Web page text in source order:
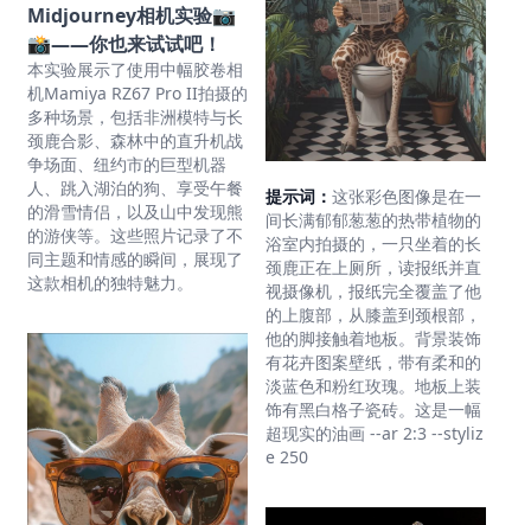
Midjourney相机实验📷
📸——你也来试试吧！
本实验展示了使用中幅胶卷相
机Mamiya RZ67 Pro II拍摄的
多种场景，包括非洲模特与长
颈鹿合影、森林中的直升机战
争场面、纽约市的巨型机器
人、跳入湖泊的狗、享受午餐
的滑雪情侣，以及山中发现熊
的游侠等。这些照片记录了不
同主题和情感的瞬间，展现了
这款相机的独特魅力。
提示词： 这张彩色图像是在一
间长满郁郁葱葱的热带植物的
浴室内拍摄的，一只坐着的长
颈鹿正在上厕所，读报纸并直
视摄像机，报纸完全覆盖了他
的上腹部，从膝盖到颈根部，
他的脚接触着地板。背景装饰
有花卉图案壁纸，带有柔和的
淡蓝色和粉红玫瑰。地板上装
饰有黑白格子瓷砖。这是一幅
超现实的油画 --ar 2:3 --styliz
e 250